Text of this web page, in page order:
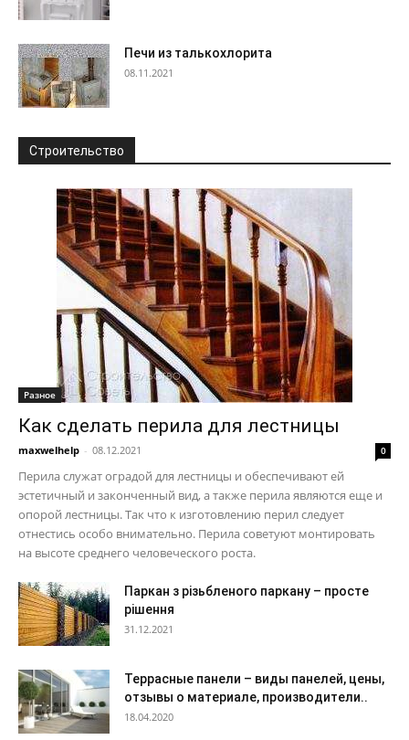
Печи из талькохлорита
08.11.2021
Строительство
Разное
Как сделать перила для лестницы
maxwelhelp - 08.12.2021 0
Перила служат оградой для лестницы и обеспечивают ей
эстетичный и законченный вид, а также перила являются еще и
опорой лестницы. Так что к изготовлению перил следует
отнестись особо внимательно. Перила советуют монтировать
на высоте среднего человеческого роста.
Паркан з різьбленого паркану – просте
рішення
31.12.2021
Террасные панели – виды панелей, цены,
отзывы о материале, производители..
18.04.2020